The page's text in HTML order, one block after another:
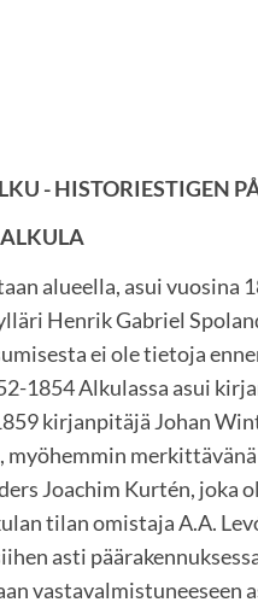
- HISTORIESTIGEN
alueella, asui vuosina
Henrik Gabriel
ei ole tietoja
1854 Alkulassa asui
kirjanpitäjä Johan
myöhemmin
Joachim Kurtén, joka
tilan omistaja A.A.
asti
vastavalmistuneeseen